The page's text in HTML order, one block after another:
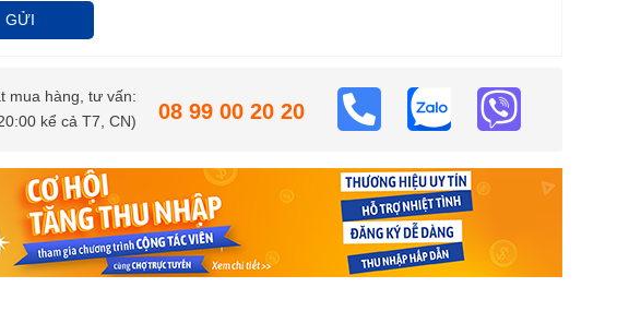
GỬI
mua hàng, tư vấn:
kể cả T7, CN)
08 99 00 20 20